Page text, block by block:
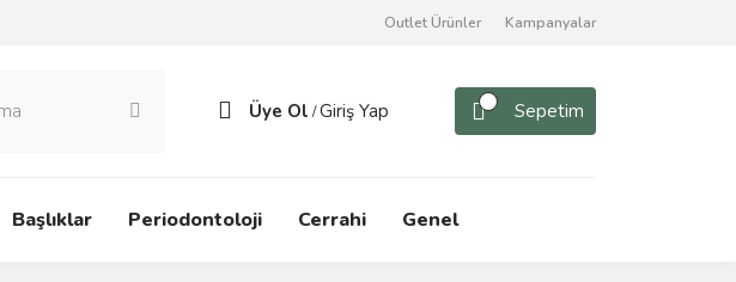
Outlet Ürünler Kampanyalar
Üye Ol /Giriş Yap Sepetim
Başlıklar Periodontoloji Cerrahi Genel